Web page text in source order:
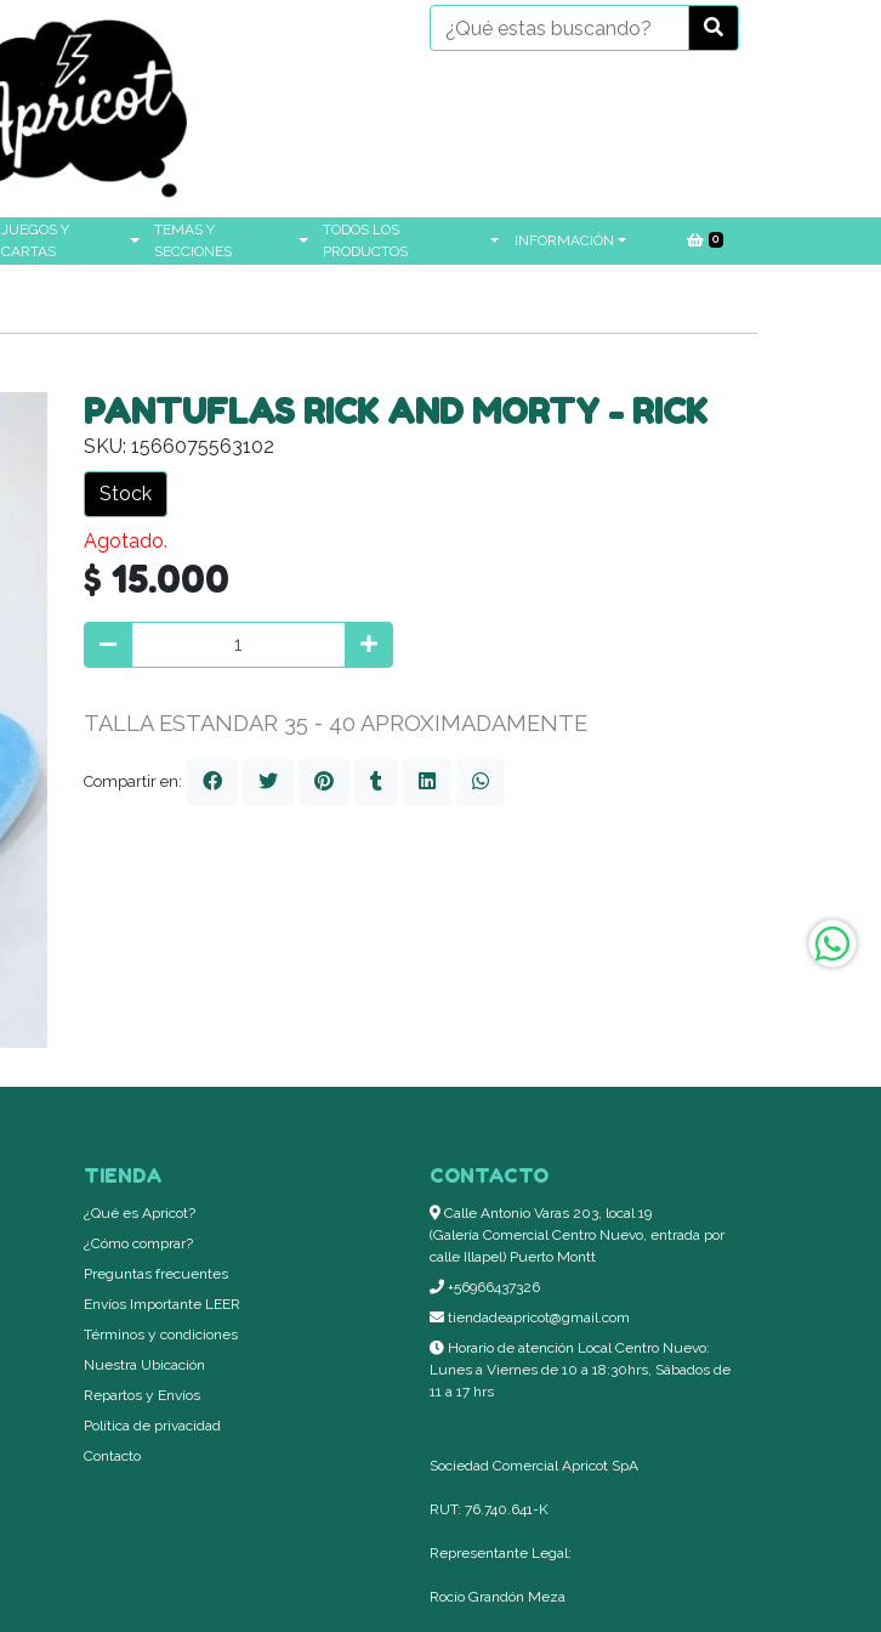
JUEGOS Y
CARTAS
TEMAS Y
SECCIONES
TODOS LOS
PRODUCTOS
INFORMACIÓN 0
PANTUFLAS RICK AND MORTY - RICK
SKU: 1566075563102
Stock
Agotado.
$ 15.000
TALLA ESTANDAR 35 - 40 APROXIMADAMENTE
Compartir en:
TIENDA
¿Qué es Apricot?
¿Cómo comprar?
Preguntas frecuentes
Envíos Importante LEER
Términos y condiciones
Nuestra Ubicación
Repartos y Envíos
Política de privacidad
Contacto
CONTACTO
Calle Antonio Varas 203, local 19
(Galería Comercial Centro Nuevo, entrada por
calle Illapel) Puerto Montt
+56966437326
tiendadeapricot@gmail.com
Horario de atención Local Centro Nuevo:
Lunes a Viernes de 10 a 18:30hrs, Sábados de
11 a 17 hrs
Sociedad Comercial Apricot SpA
RUT: 76.740.641-K
Representante Legal:
Rocío Grandón Meza